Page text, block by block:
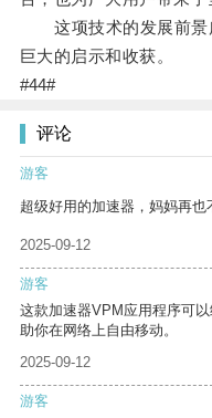
这项技术的发展前景
巨大的启示和收获。
#44#
评论
游客
超级好用的加速器，妈妈再也
2025-09-12
游客
这款加速器VPM应用程序可
助你在网络上自由移动。
2025-09-12
游客